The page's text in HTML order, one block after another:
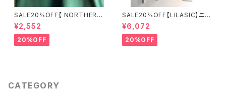
SALE20%OFF【 NORTHERN
TRUCK 】綿100％ カノコタン
クトップ グリーン Mサイズ ND
CE6276【ノーザントラック】
¥2,552
20%OFF
SALE20%OFF【LILASIC】ニッ
ト布帛カーディガン フリーサイ
ズ SDHE6138【リラシク by ノ
ースオブジェクト】
¥6,072
20%OFF
CATEGORY